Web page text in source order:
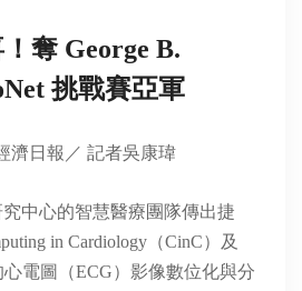
奪 George B.
挑戰賽亞軍
濟日報／ 記者吳康瑋
中心的智慧醫療團隊傳出捷
in Cardiology（CinC）及
心電圖（ECG）影像數位化與分